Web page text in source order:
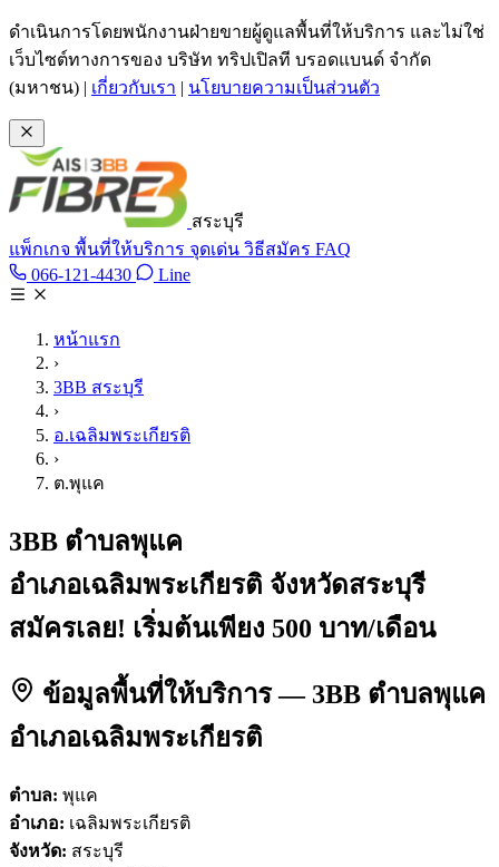
ข้ามไปเนื้อหาหลัก
ดำเนินการโดยพนักงานฝ่ายขายผู้ดูแลพื้นที่ให้บริการ และไม่ใช่
เว็บไซต์ทางการของ บริษัท ทริปเปิลที บรอดแบนด์ จำกัด
(มหาชน) | เกี่ยวกับเรา | นโยบายความเป็นส่วนตัว
สระบุรี
แพ็กเกจ พื้นที่ให้บริการ จุดเด่น วิธีสมัคร FAQ
066-121-4430 โทร 066-121-4430
LineLine @tan3bb
หน้าแรก
›
3BB สระบุรี
›
อ.เฉลิมพระเกียรติ
›
ต.พุแค
3BB ตำบลพุแค
อำเภอเฉลิมพระเกียรติ จังหวัดสระบุรี
สมัครเลย! เริ่มต้นเพียง 500 บาท/เดือน
ข้อมูลพื้นที่ให้บริการ — 3BB ตำบลพุแค
อำเภอเฉลิมพระเกียรติ
ตำบล: พุแค
อำเภอ: เฉลิมพระเกียรติ
จังหวัด: สระบุรี